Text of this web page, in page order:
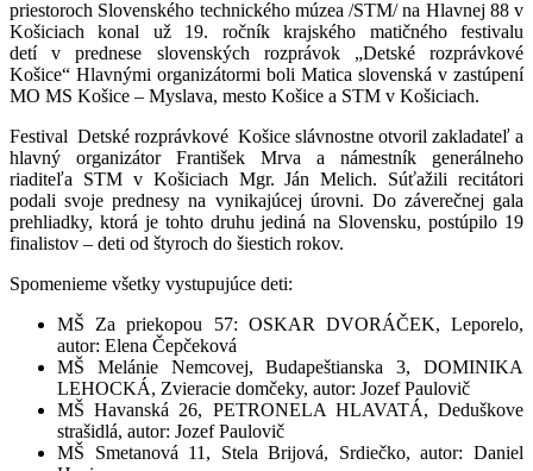
priestoroch Slovenského technického múzea /STM/ na Hlavnej 88 v
Košiciach konal už 19. ročník krajského matičného festivalu
detí v prednese slovenských rozprávok „Detské rozprávkové
Košice“ Hlavnými organizátormi boli Matica slovenská v zastúpení
MO MS Košice – Myslava, mesto Košice a STM v Košiciach.
Festival Detské rozprávkové Košice slávnostne otvoril zakladateľ a
hlavný organizátor František Mrva a námestník generálneho
riaditeľa STM v Košiciach Mgr. Ján Melich. Súťažili recitátori
podali svoje prednesy na vynikajúcej úrovni. Do záverečnej gala
prehliadky, ktorá je tohto druhu jediná na Slovensku, postúpilo 19
finalistov – deti od štyroch do šiestich rokov.
Spomenieme všetky vystupujúce deti:
MŠ Za priekopou 57: OSKAR DVORÁČEK, Leporelo,
autor: Elena Čepčeková
MŠ Melánie Nemcovej, Budapeštianska 3, DOMINIKA
LEHOCKÁ, Zvieracie domčeky, autor: Jozef Paulovič
MŠ Havanská 26, PETRONELA HLAVATÁ, Deduškove
strašidlá, autor: Jozef Paulovič
MŠ Smetanová 11, Stela Brijová, Srdiečko, autor: Daniel